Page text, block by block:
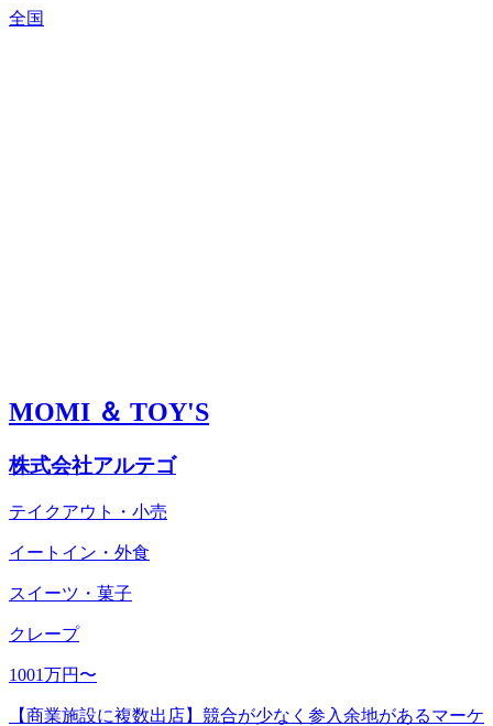
全国
MOMI ＆ TOY'S
株式会社アルテゴ
テイクアウト・小売
イートイン・外食
スイーツ・菓子
クレープ
1001万円〜
【商業施設に複数出店】競合が少なく参入余地があるマーケ